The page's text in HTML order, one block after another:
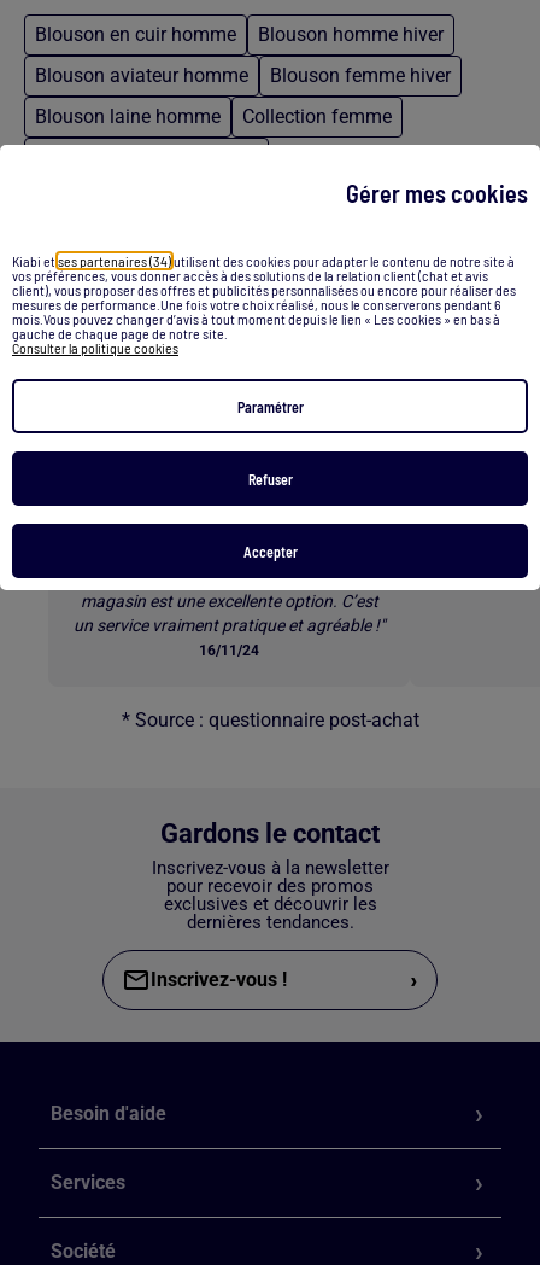
Gérer mes cookies
Kiabi et ses partenaires (34)utilisent des cookies pour adapter le contenu de notre site à
vos préférences, vous donner accès à des solutions de la relation client (chat et avis
client), vous proposer des offres et publicités personnalisées ou encore pour réaliser des
mesures de performance.Une fois votre choix réalisé, nous le conserverons pendant 6
mois.Vous pouvez changer d’avis à tout moment depuis le lien « Les cookies » en bas à
gauche de chaque page de notre site.
Consulter la politique cookies
Paramétrer
Refuser
Accepter
Blouson en cuir homme
Blouson homme hiver
Blouson aviateur homme
Blouson femme hiver
Blouson laine homme
Collection femme
Caraco doré
Retour au contenu principal
Les clients parlent de nos
services *
E-RÉSERVATION
"Commander les tailles qu’on veut à
l’avance et ensuite venir les essayer en
magasin est une excellente option. C’est
un service vraiment pratique et agréable !"
16/11/24
rapide
* Source : questionnaire post-achat
Gardons le contact
Inscrivez-vous à la newsletter
pour recevoir des promos
exclusives et découvrir les
dernières tendances.
Inscrivez-vous ! ›
Besoin d'aide
Services
Société